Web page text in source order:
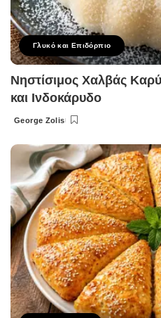
Γλυκό και Επιδόρπιο
Νηστίσιμος Χαλβάς
και Ινδοκάρυδο
Posted
George Zolis